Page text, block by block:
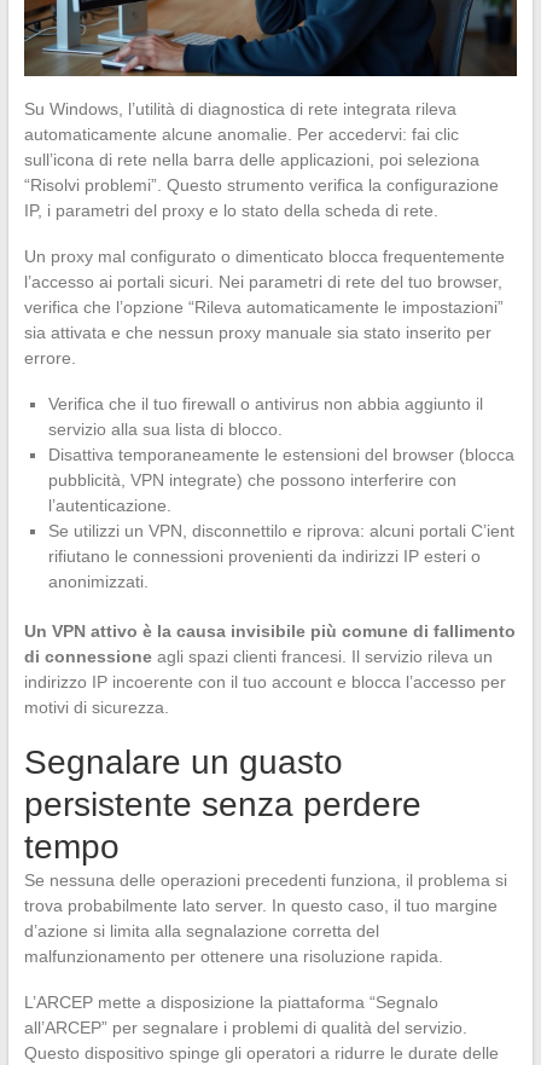
Su Windows, l’utilità di diagnostica di rete integrata rileva
automaticamente alcune anomalie. Per accedervi: fai clic
sull’icona di rete nella barra delle applicazioni, poi seleziona
“Risolvi problemi”. Questo strumento verifica la configurazione
IP, i parametri del proxy e lo stato della scheda di rete.
Un proxy mal configurato o dimenticato blocca frequentemente
l’accesso ai portali sicuri. Nei parametri di rete del tuo browser,
verifica che l’opzione “Rileva automaticamente le impostazioni”
sia attivata e che nessun proxy manuale sia stato inserito per
errore.
Verifica che il tuo firewall o antivirus non abbia aggiunto il
servizio alla sua lista di blocco.
Disattiva temporaneamente le estensioni del browser (blocca
pubblicità, VPN integrate) che possono interferire con
l’autenticazione.
Se utilizzi un VPN, disconnettilo e riprova: alcuni portali C’ient
rifiutano le connessioni provenienti da indirizzi IP esteri o
anonimizzati.
Un VPN attivo è la causa invisibile più comune di fallimento
di connessioneagli spazi clienti francesi. Il servizio rileva un
indirizzo IP incoerente con il tuo account e blocca l’accesso per
motivi di sicurezza.
Segnalare un guasto
persistente senza perdere
tempo
Se nessuna delle operazioni precedenti funziona, il problema si
trova probabilmente lato server. In questo caso, il tuo margine
d’azione si limita alla segnalazione corretta del
malfunzionamento per ottenere una risoluzione rapida.
L’ARCEP mette a disposizione la piattaforma “Segnalo
all’ARCEP” per segnalare i problemi di qualità del servizio.
Questo dispositivo spinge gli operatori a ridurre le durate delle